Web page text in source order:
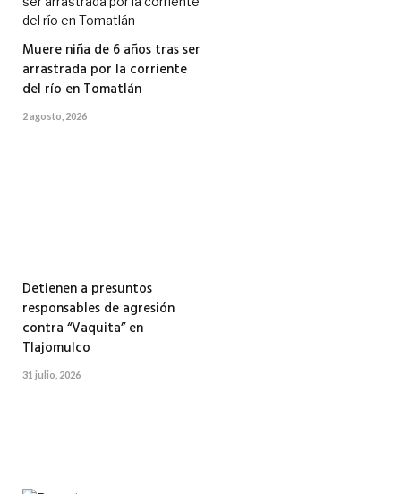
Muere niña de 6 años tras ser
arrastrada por la corriente
del río en Tomatlán
2 agosto, 2026
Detienen a presuntos
responsables de agresión
contra “Vaquita” en
Tlajomulco
31 julio, 2026